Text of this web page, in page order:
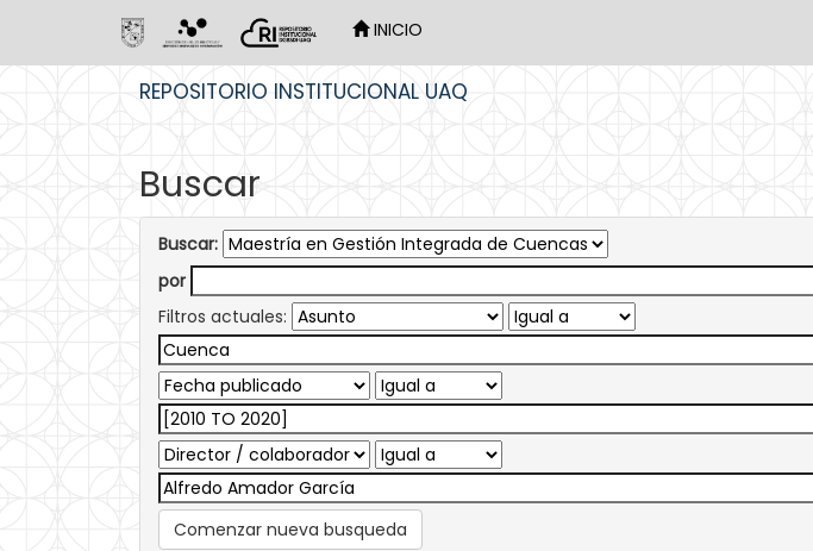
INICIO
REPOSITORIO INSTITUCIONAL UAQ
Buscar
Buscar:
por
Filtros actuales:
Comenzar nueva busqueda